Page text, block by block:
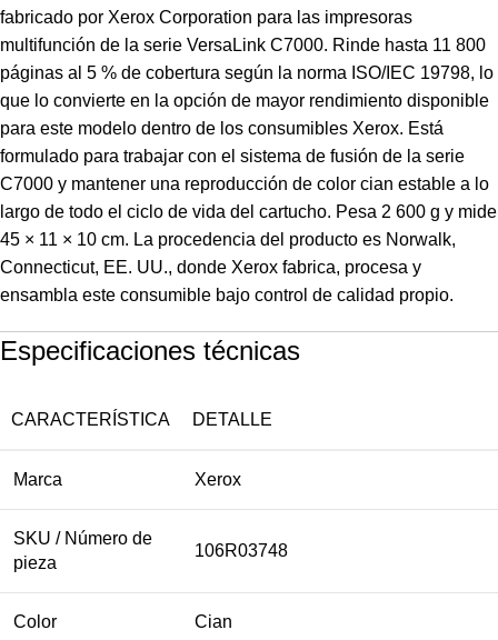
fabricado por Xerox Corporation para las impresoras
multifunción de la serie VersaLink C7000. Rinde hasta 11 800
páginas al 5 % de cobertura según la norma ISO/IEC 19798, lo
que lo convierte en la opción de mayor rendimiento disponible
para este modelo dentro de los consumibles Xerox. Está
formulado para trabajar con el sistema de fusión de la serie
C7000 y mantener una reproducción de color cian estable a lo
largo de todo el ciclo de vida del cartucho. Pesa 2 600 g y mide
45 × 11 × 10 cm. La procedencia del producto es Norwalk,
Connecticut, EE. UU., donde Xerox fabrica, procesa y
ensambla este consumible bajo control de calidad propio.
Especificaciones técnicas
CARACTERÍSTICA DETALLE
Marca Xerox
SKU / Número de
pieza
106R03748
Color Cian